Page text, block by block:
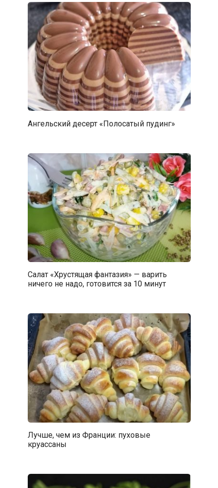
Ангельский десерт «Полосатый пудинг»
Салат «Хрустящая фантазия» — варить
ничего не надо, готовится за 10 минут
Лучше, чем из Франции: пуховые
круассаны